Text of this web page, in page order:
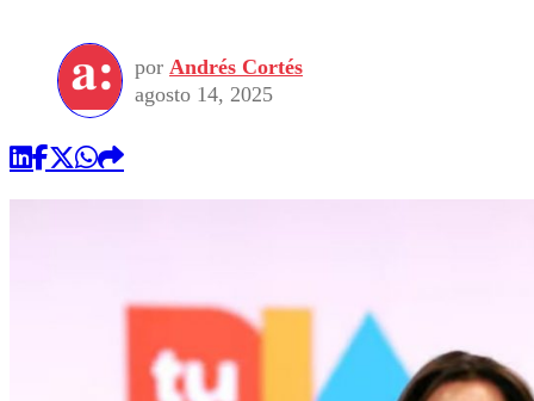
Seleccion Chilena
Torneo Internacional
Universidad de Chile
Economía
Internacional
Sustentabilidad
Publicaciones en medios
Opinión
por Andrés Cortés
agosto 14, 2025